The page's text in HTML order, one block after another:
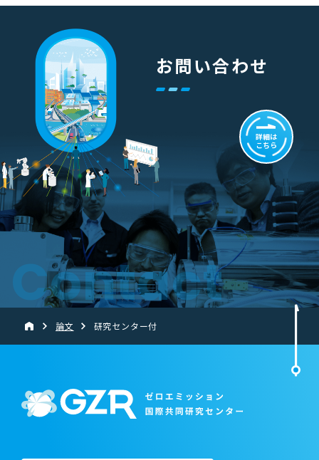
Contact
お問い合わせ
詳細は
こちら
論文 研究センター付